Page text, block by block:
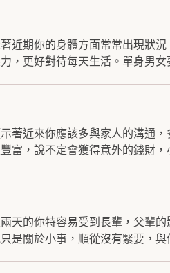
近期你的身體方面常常出現狀
，更好對待每天生活。單身男
著近來你應該多與家人的溝通
富，說不定會獲得意外的錢財
天的你特容易受到長輩，父輩
是關於小事，順從沒有緊要，